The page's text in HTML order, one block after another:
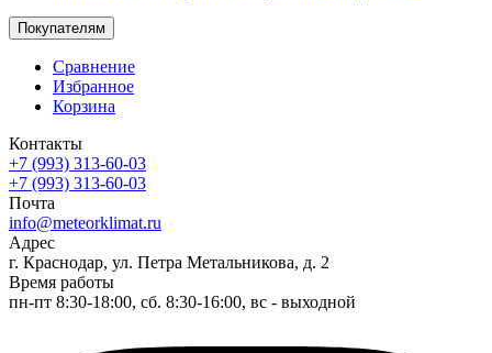
Покупателям
Сравнение
Избранное
Корзина
Контакты
+7 (993) 313-60-03
+7 (993) 313-60-03
Почта
info@meteorklimat.ru
Адрес
г. Краснодар, ул. Петра Метальникова, д. 2
Время работы
пн-пт 8:30-18:00, сб. 8:30-16:00, вс - выходной